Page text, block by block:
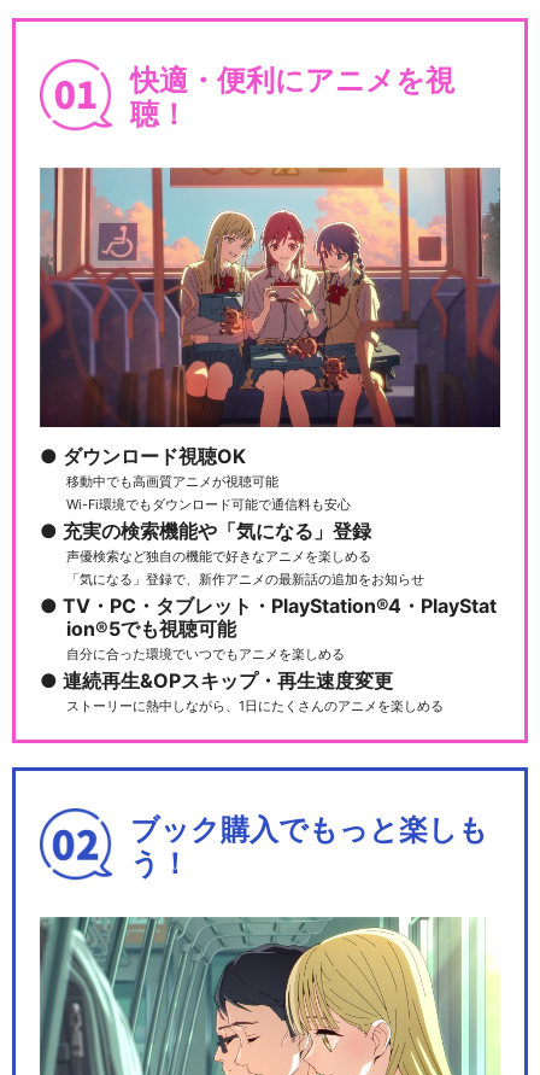
斬鉄剣
ルパン三世TVSP #07 ハリマ
オの財宝を追…
ライト☆ジェ…
ルパン三世TVSP #09 ワルサ
ルパン三世TVSP #10 炎の記
憶 ～Tok…
ダ・カーポ ～…
ルパン三世TVSP #13 アルカ
快適・便利にアニメを視
聴！
ダウンロード視聴OK
移動中でも高画質アニメが視聴可能
Wi-Fi環境でもダウンロード可能で通信料も安心
充実の検索機能や「気になる」登録
声優検索など独自の機能で好きなアニメを楽しめる
「気になる」登録で、新作アニメの最新話の追加をお知らせ
TV・PC・タブレット・PlayStation®4・PlayStat
ion®5でも視聴可能
自分に合った環境でいつでもアニメを楽しめる
連続再生&OPスキップ・再生速度変更
ストーリーに熱中しながら、1日にたくさんのアニメを楽しめる
ブック購入でもっと楽しも
う！